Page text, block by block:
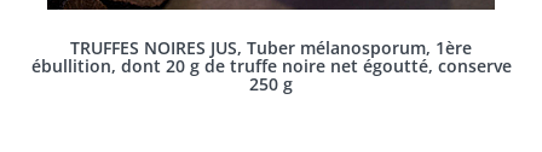
TRUFFES NOIRES JUS, Tuber mélanosporum, 1ère
ébullition, dont 20 g de truffe noire net égoutté, conserve
250 g